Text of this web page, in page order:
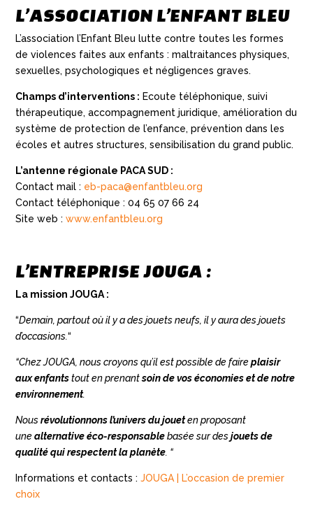
L’ASSOCIATION L’ENFANT BLEU
L’association l’Enfant Bleu lutte contre toutes les formes
de violences faites aux enfants : maltraitances physiques,
sexuelles, psychologiques et négligences graves.
Champs d’interventions : Ecoute téléphonique, suivi
thérapeutique, accompagnement juridique, amélioration du
système de protection de l’enfance, prévention dans les
écoles et autres structures, sensibilisation du grand public.
L’antenne régionale PACA SUD :
Contact mail : eb-paca@enfantbleu.org
Contact téléphonique : 04 65 07 66 24
Site web : www.enfantbleu.org
L’ENTREPRISE JOUGA :
La mission JOUGA :
“Demain, partout où il y a des jouets neufs, il y aura des jouets
d’occasions.“
“Chez JOUGA, nous croyons qu’il est possible de faireplaisir
aux enfantstout en prenantsoin de vos économies et de notre
environnement.
Nousrévolutionnons l’univers du joueten proposant
unealternative éco-responsablebasée sur desjouets de
qualité qui respectent la planète. “
Informations et contacts :JOUGA | L’occasion de premier
choix